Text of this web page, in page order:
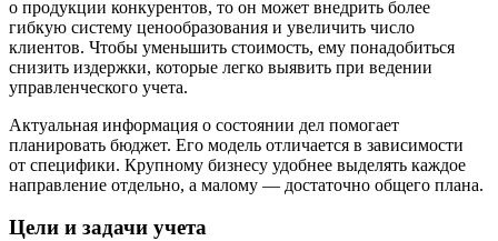
о продукции конкурентов, то он может внедрить более
гибкую систему ценообразования и увеличить число
клиентов. Чтобы уменьшить стоимость, ему понадобиться
снизить издержки, которые легко выявить при ведении
управленческого учета.
Актуальная информация о состоянии дел помогает
планировать бюджет. Его модель отличается в зависимости
от специфики. Крупному бизнесу удобнее выделять каждое
направление отдельно, а малому — достаточно общего плана.
Цели и задачи учета